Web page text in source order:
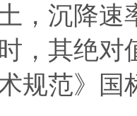
，沉降速
，其绝对
规范》国